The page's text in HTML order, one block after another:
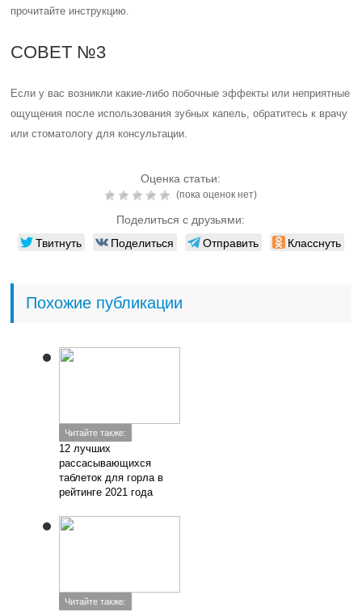
прочитайте инструкцию.
СОВЕТ №3
Если у вас возникли какие-либо побочные эффекты или неприятные
ощущения после использования зубных капель, обратитесь к врачу
или стоматологу для консультации.
Оценка статьи:
(пока оценок нет)
Поделиться с друзьями:
Твитнуть Поделиться Отправить Класснуть
Похожие публикации
Читайте также:
12 лучших
рассасывающихся
таблеток для горла в
рейтинге 2021 года
Читайте также: